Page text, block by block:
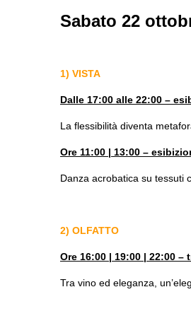
Sabato 22
1) VISTA
Dalle 17:00 alle 22:00 –
La flessibilità diventa
Ore 11:00 | 13:00 –
Danza acrobatica su tessuti
2) OLFATTO
Ore 16:00 | 19:00 | 22:00 –
Tra vino ed eleganza,